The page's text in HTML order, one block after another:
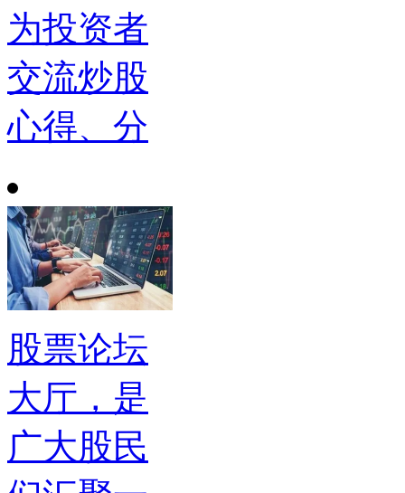
为投资者
交流炒股
心得、分
股票论坛
大厅，是
广大股民